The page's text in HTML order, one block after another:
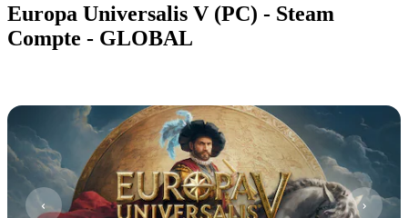
Europa Universalis V (PC) - Steam
Compte - GLOBAL